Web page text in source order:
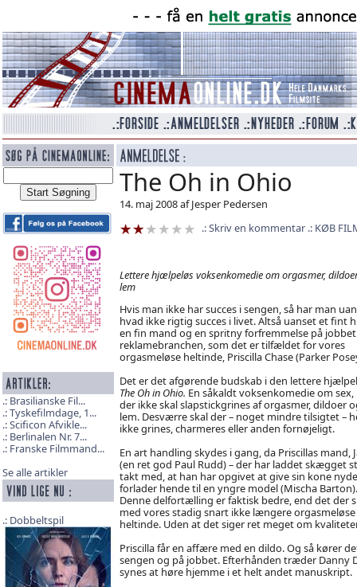
Brasilianske Fil...
Tyskefilmdage, 1...
Scificon Afvikle...
Berlinalen Nr. 7...
Franske Filmmand...
Se alle artikler
Dobbeltspil
The Oh in Ohio
14. maj 2008 af Jesper Pedersen
Skriv en kommentar
KØB
Lettere hjælpeløs voksenkomedie om orgasmer,
lem
Hvis man ikke har succes i sengen, så har man
hvad ikke rigtig succes i livet. Altså uanset et fint
en fin mand og en spritny forfremmelse på
reklamebranchen, som det er tilfældet for vores
orgasmeløse heltinde, Priscilla Chase (Parker
Det er det afgørende budskab i den lettere
The Oh in Ohio. En såkaldt voksenkomedie om
der ikke skal slapstickgrines af orgasmer, dildoer
lem. Desværre skal der – noget mindre tilsigtet –
ikke grines, charmeres eller anden fornøjeligt.
En art handling skydes i gang, da Priscillas mand,
(en ret god Paul Rudd) – der har laddet skægget
takt med, at han har opgivet at give sin kone
forlader hende til en yngre model (Mischa Barton).
Denne delfortælling er faktisk bedre, end det der
med vores stadig snart ikke længere orgasmeløse
heltinde. Uden at det siger ret meget om
Priscilla får en affære med en dildo. Og så kører
sengen og på jobbet. Efterhånden træder Danny
synes at høre hjemme i et helt andet manuskript.